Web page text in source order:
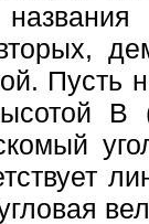
Пусть
В